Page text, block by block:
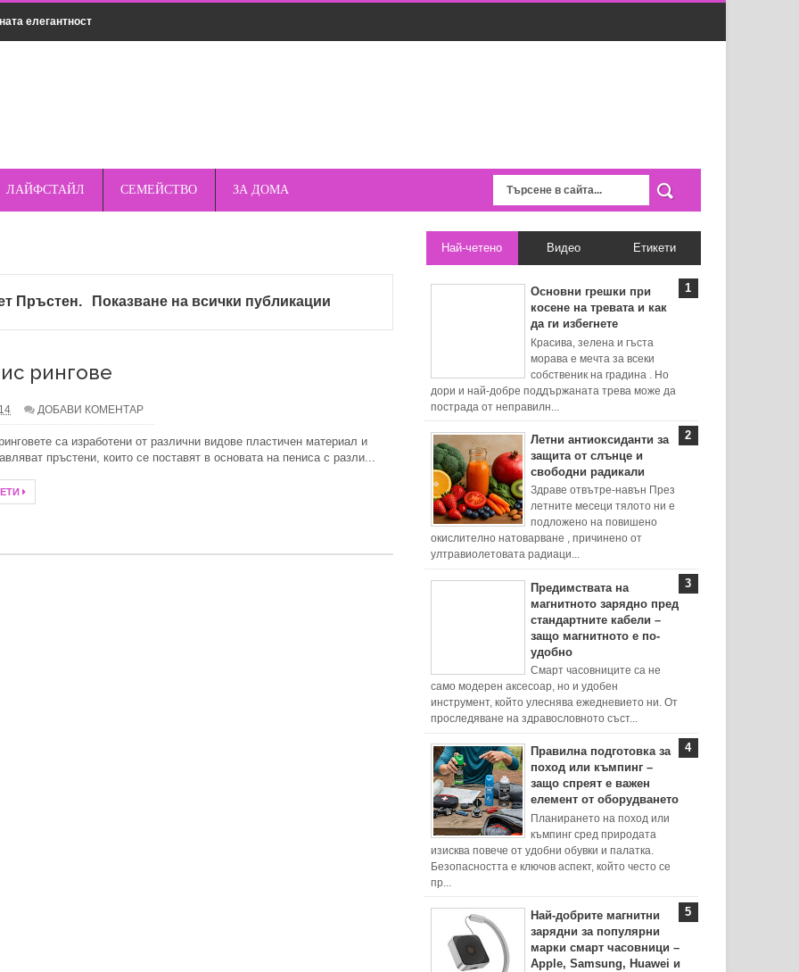
елегантност
за различни поводи
пред стандартните кабели – защо магнитното е по-
и свободни радикали
ЛАЙФСТАЙЛ СЕМЕЙСТВО ЗА ДОМА
Пръстен. Показване на всички публикации
рингове
ДОБАВИ КОМЕНТАР
са изработени от различни видове пластичен материал и
пръстени, които се поставят в основата на пениса с разли...
Най-четено Видео Етикети
Основни грешки при
косене на тревата и как
да ги избегнете
Красива, зелена и гъста
морава е мечта за всеки
собственик на градина . Но
дори и най-добре поддържаната трева може да
пострада от неправилн...
Летни антиоксиданти за
защита от слънце и
свободни радикали
Здраве отвътре-навън През
летните месеци тялото ни е
подложено на повишено
окислително натоварване , причинено от
ултравиолетовата радиаци...
Предимствата на
магнитното зарядно пред
стандартните кабели –
защо магнитното е по-
удобно
Смарт часовниците са не
само модерен аксесоар, но и удобен
инструмент, който улеснява ежедневието ни. От
проследяване на здравословното съст...
Правилна подготовка за
поход или къмпинг –
защо спреят е важен
елемент от оборудването
Планирането на поход или
къмпинг сред природата
изисква повече от удобни обувки и палатка.
Безопасността е ключов аспект, който често се
пр...
Най-добрите магнитни
зарядни за популярни
марки смарт часовници –
Apple, Samsung, Huawei и